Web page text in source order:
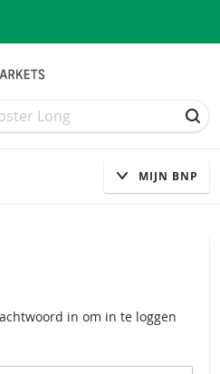
MIJN BNP
in om in te loggen